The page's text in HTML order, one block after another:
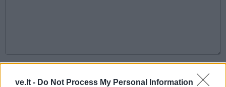
ve.lt - Do Not Process My Personal Information
Sutinku sutaisyklėmis
reCAPTCHA and the Google